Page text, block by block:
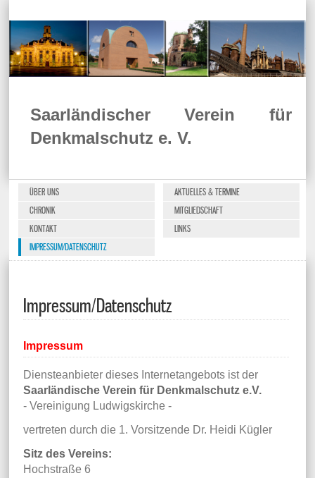
Saarländischer Verein für
Denkmalschutz e. V.
ÜBER UNS
AKTUELLES & TERMINE
CHRONIK
MITGLIEDSCHAFT
KONTAKT
LINKS
IMPRESSUM/DATENSCHUTZ
Impressum/Datenschutz
Impressum
Diensteanbieter dieses Internetangebots ist der
Saarländische Verein für Denkmalschutz e.V.
- Vereinigung Ludwigskirche -
vertreten durch die 1. Vorsitzende Dr. Heidi Kügler
Sitz des Vereins:
Hochstraße 6